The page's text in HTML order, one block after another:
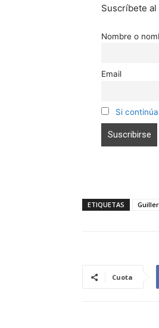
Suscríbete
Nombre o
Email
Si
ETIQUETAS
Cuota